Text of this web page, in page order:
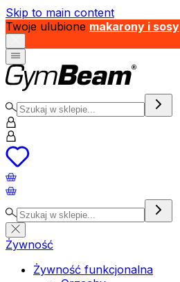
Skip to main content
Twoje ulubione makarony i sosy
Żywność
Żywność funkcjonalna